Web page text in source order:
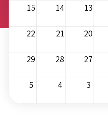
13
14
15
20
21
22
27
28
29
3
4
5